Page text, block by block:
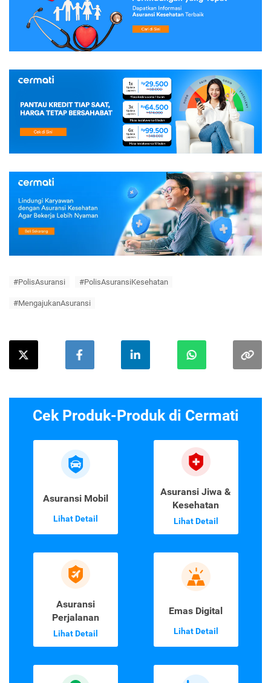
#PolisAsuransi #PolisAsuransiKesehatan
#MengajukanAsuransi
Cek Produk-Produk di Cermati
Asuransi Mobil
Lihat Detail
Asuransi Jiwa &
Kesehatan
Lihat Detail
Asuransi
Perjalanan
Lihat Detail
Emas Digital
Lihat Detail